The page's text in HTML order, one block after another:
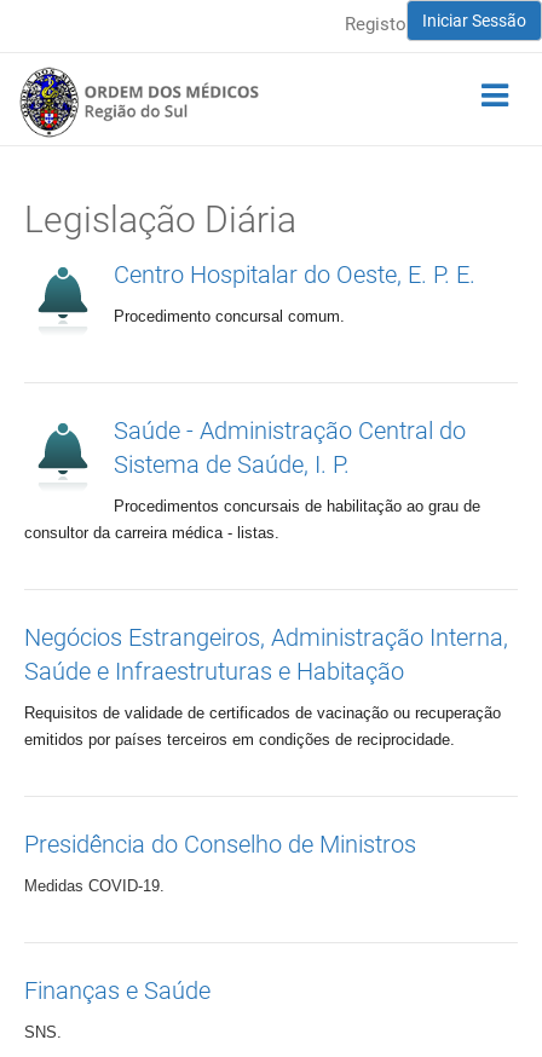
Iniciar Sessão
Registo
Legislação Diária
Centro Hospitalar do Oeste, E. P. E.
Procedimento concursal comum.
Saúde - Administração Central do
Sistema de Saúde, I. P.
Procedimentos concursais de habilitação ao grau de
consultor da carreira médica - listas.
Negócios Estrangeiros, Administração Interna,
Saúde e Infraestruturas e Habitação
Requisitos de validade de certificados de vacinação ou recuperação
emitidos por países terceiros em condições de reciprocidade.
Presidência do Conselho de Ministros
Medidas COVID-19.
Finanças e Saúde
SNS.